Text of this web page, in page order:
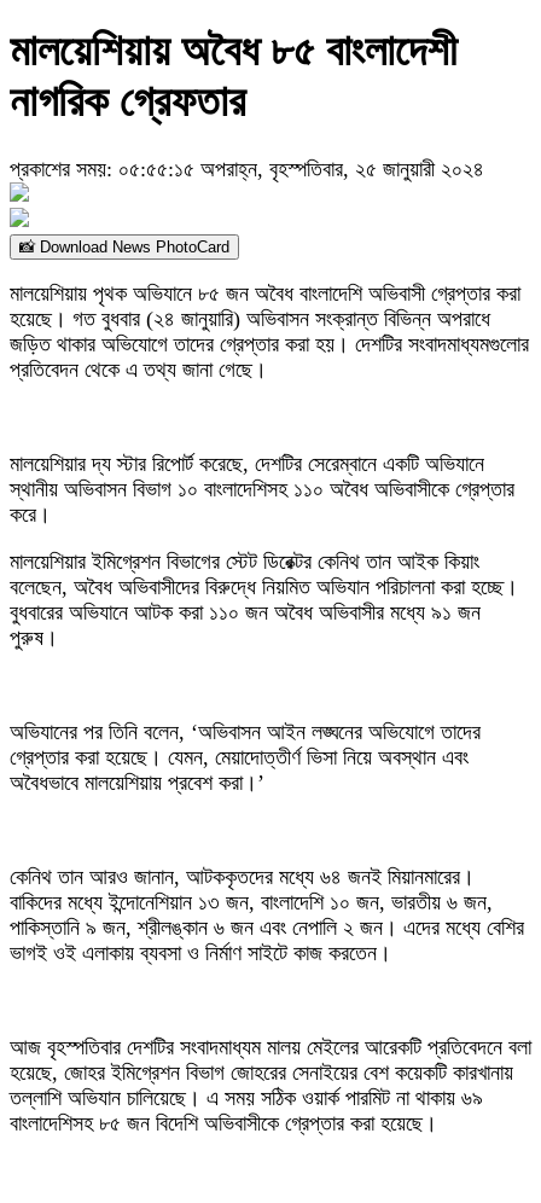
মালয়েশিয়ায় অবৈধ ৮৫ বাংলাদেশী
নাগরিক গ্রেফতার
প্রকাশের সময়: ০৫:৫৫:১৫ অপরাহ্ন, বৃহস্পতিবার, ২৫ জানুয়ারী ২০২৪
📸 Download News PhotoCard
মালয়েশিয়ায় পৃথক অভিযানে ৮৫ জন অবৈধ বাংলাদেশি অভিবাসী গ্রেপ্তার করা
হয়েছে। গত বুধবার (২৪ জানুয়ারি) অভিবাসন সংক্রান্ত বিভিন্ন অপরাধে
জড়িত থাকার অভিযোগে তাদের গ্রেপ্তার করা হয়। দেশটির সংবাদমাধ্যমগুলোর
প্রতিবেদন থেকে এ তথ্য জানা গেছে।
মালয়েশিয়ার দ্য স্টার রিপোর্ট করেছে, দেশটির সেরেম্বানে একটি অভিযানে
স্থানীয় অভিবাসন বিভাগ ১০ বাংলাদেশিসহ ১১০ অবৈধ অভিবাসীকে গ্রেপ্তার
করে।
মালয়েশিয়ার ইমিগ্রেশন বিভাগের স্টেট ডিরেক্টর কেনিথ তান আইক কিয়াং
বলেছেন, অবৈধ অভিবাসীদের বিরুদ্ধে নিয়মিত অভিযান পরিচালনা করা হচ্ছে।
বুধবারের অভিযানে আটক করা ১১০ জন অবৈধ অভিবাসীর মধ্যে ৯১ জন
পুরুষ।
অভিযানের পর তিনি বলেন, ‘অভিবাসন আইন লঙ্ঘনের অভিযোগে তাদের
গ্রেপ্তার করা হয়েছে। যেমন, মেয়াদোত্তীর্ণ ভিসা নিয়ে অবস্থান এবং
অবৈধভাবে মালয়েশিয়ায় প্রবেশ করা।’
কেনিথ তান আরও জানান, আটককৃতদের মধ্যে ৬৪ জনই মিয়ানমারের।
বাকিদের মধ্যে ইন্দোনেশিয়ান ১৩ জন, বাংলাদেশি ১০ জন, ভারতীয় ৬ জন,
পাকিস্তানি ৯ জন, শ্রীলঙ্কান ৬ জন এবং নেপালি ২ জন। এদের মধ্যে বেশির
ভাগই ওই এলাকায় ব্যবসা ও নির্মাণ সাইটে কাজ করতেন।
আজ বৃহস্পতিবার দেশটির সংবাদমাধ্যম মালয় মেইলের আরেকটি প্রতিবেদনে বলা
হয়েছে, জোহর ইমিগ্রেশন বিভাগ জোহরের সেনাইয়ের বেশ কয়েকটি কারখানায়
তল্লাশি অভিযান চালিয়েছে। এ সময় সঠিক ওয়ার্ক পারমিট না থাকায় ৬৯
বাংলাদেশিসহ ৮৫ জন বিদেশি অভিবাসীকে গ্রেপ্তার করা হয়েছে।